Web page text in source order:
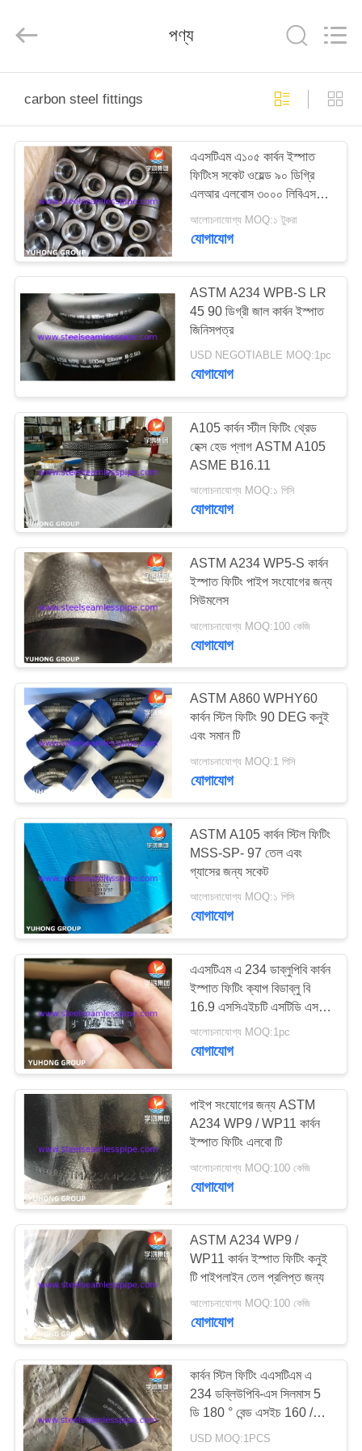
পণ্য
আমাদের
সম্পর্কে
কারখানা
ভ্রমণ
মান
নিয়ন্ত্রণ
যোগাযোগ
করুন
উদ্ধৃতির
জন্য
আবেদন
COMPANY
NEWS
সাইট
ম্যাপ
PRIVACY
POLICY
Group
Co.,Ltd.
পণ্য
carbon steel fittings
এএসটিএম এ১০৫ কার্বন ইস্পাত
ফিটিংস সকেট ওয়েল্ড ৯০ ডিগ্রি
এলআর এলবোস ৩০০০ লিবিএস
এএসএমই বি১৬11
আলোচনাযোগ্য MOQ:১ টুকরা
যোগাযোগ
ASTM A234 WPB-S LR
45 90 ডিগ্রী জাল কার্বন ইস্পাত
জিনিসপত্র
USD NEGOTIABLE MOQ:1pc
যোগাযোগ
A105 কার্বন স্টীল ফিটিং থ্রেড
হেক্স হেড প্লাগ ASTM A105
ASME B16.11
আলোচনাযোগ্য MOQ:১ পিসি
যোগাযোগ
ASTM A234 WP5-S কার্বন
ইস্পাত ফিটিং পাইপ সংযোগের জন্য
সিউমলেস
আলোচনাযোগ্য MOQ:100 কেজি
যোগাযোগ
ASTM A860 WPHY60
কার্বন স্টিল ফিটিং 90 DEG কনুই
এবং সমান টি
আলোচনাযোগ্য MOQ:1 পিসি
যোগাযোগ
ASTM A105 কার্বন স্টিল ফিটিং
MSS-SP- 97 তেল এবং
গ্যাসের জন্য সকেট
আলোচনাযোগ্য MOQ:১ পিসি
যোগাযোগ
এএসটিএম এ 234 ডাব্লুপিবি কার্বন
ইস্পাত ফিটিং ক্যাপ বিডাব্লু বি
16.9 এসসিএইচটি এসটিডি এসসি
40 এসসি 80 কালো পেইন্টিং
আলোচনাযোগ্য MOQ:1pc
যোগাযোগ
পাইপ সংযোগের জন্য ASTM
A234 WP9 / WP11 কার্বন
ইস্পাত ফিটিং এলবো টি
আলোচনাযোগ্য MOQ:100 কেজি
যোগাযোগ
ASTM A234 WP9 /
WP11 কার্বন ইস্পাত ফিটিং কনুই
টি পাইপলাইন তেল প্রলিপ্ত জন্য
আলোচনাযোগ্য MOQ:100 কেজি
যোগাযোগ
কার্বন স্টিল ফিটিং এএসটিএম এ
234 ডব্লিউপিবি-এস সিলমাস 5
ডি 180 ° বেন্ড এসইচ 160 /
এক্সএক্সএস এসএমই বি 16.5
USD MOQ:1PCS